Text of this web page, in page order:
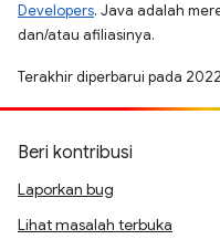
Developers. Java adalah
dan/atau afiliasinya.
Terakhir diperbarui pada
Beri kontribusi
Laporkan bug
Lihat masalah terbuka